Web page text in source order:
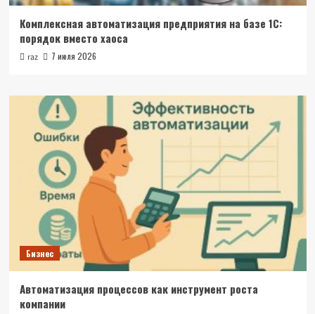
Комплексная автоматизация предприятия на базе 1С:
порядок вместо хаоса
raz 7 июля 2026
Бизнес
Автоматизация процессов как инструмент роста
компании